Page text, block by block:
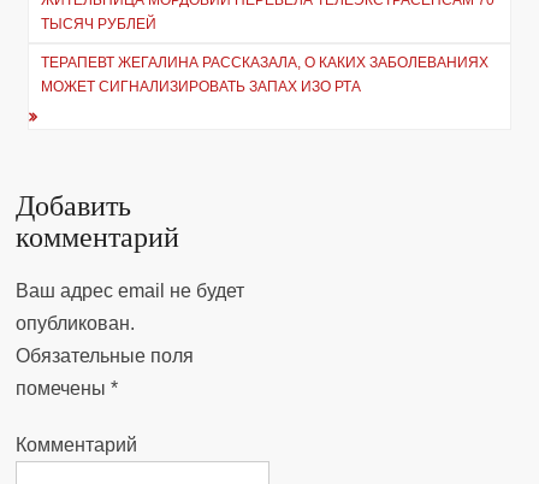
по
записям
ТЫСЯЧ РУБЛЕЙ
ТЕРАПЕВТ ЖЕГАЛИНА РАССКАЗАЛА, О КАКИХ ЗАБОЛЕВАНИЯХ
МОЖЕТ СИГНАЛИЗИРОВАТЬ ЗАПАХ ИЗО РТА
Добавить
комментарий
Ваш адрес email не будет
опубликован.
Обязательные поля
помечены*
Комментарий